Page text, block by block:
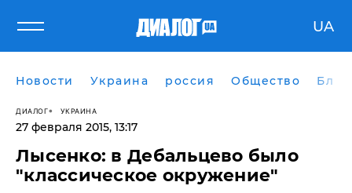
UA
Новости Украина россия Общество
ДИАЛОГ УКРАИНА
27 февраля 2015, 13:17
Лысенко: в Дебальцево было
"классическое окружение"